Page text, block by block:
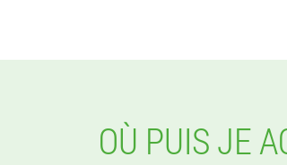
OÙ PUIS JE